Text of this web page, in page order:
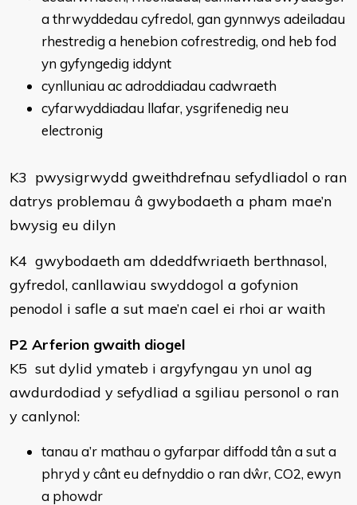
a thrwyddedau cyfredol, gan gynnwys adeiladau
rhestredig a henebion cofrestredig, ond heb fod
yn gyfyngedig iddynt
cynlluniau ac adroddiadau cadwraeth
cyfarwyddiadau llafar, ysgrifenedig neu
electronig
K3 pwysigrwydd gweithdrefnau sefydliadol o ran
datrys problemau â gwybodaeth a pham mae’n
bwysig eu dilyn
K4 gwybodaeth am ddeddfwriaeth berthnasol,
gyfredol, canllawiau swyddogol a gofynion
penodol i safle a sut mae’n cael ei rhoi ar waith
P2 Arferion gwaith diogel
K5 sut dylid ymateb i argyfyngau yn unol ag
awdurdodiad y sefydliad a sgiliau personol o ran
y canlynol:
tanau a’r mathau o gyfarpar diffodd tân a sut a
phryd y cânt eu defnyddio o ran dŵr, CO2, ewyn
a phowdr